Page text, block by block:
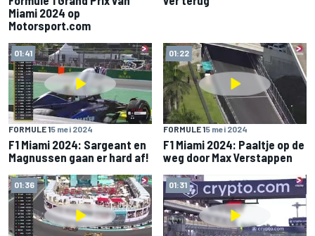
Miami 2024 op
Motorsport.com
01:41
FORMULE 15 mei 2024
F1 Miami 2024: Sargeant en
Magnussen gaan er hard af!
01:22
FORMULE 15 mei 2024
F1 Miami 2024: Paaltje op de
weg door Max Verstappen
01:36 01:31